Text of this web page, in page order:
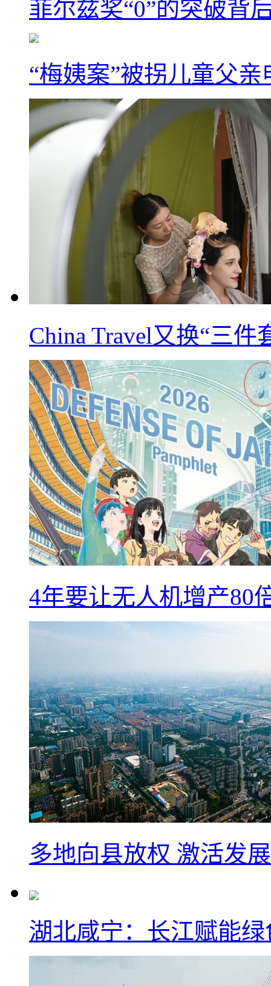
菲尔兹奖“0”的突破背
“梅姨案”被拐儿童父
China Travel又换“三
4年要让无人机增产80
多地向县放权 激活发
湖北咸宁：长江赋能